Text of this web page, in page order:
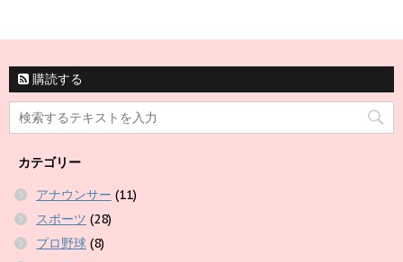
購読する
カテゴリー
アナウンサー (11)
スポーツ (28)
プロ野球 (8)